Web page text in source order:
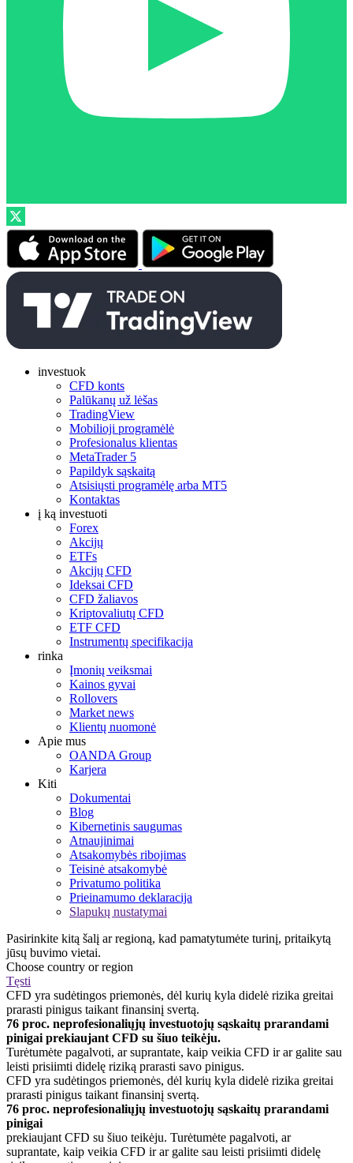
investuok
CFD konts
Palūkanų už lėšas
TradingView
Mobilioji programėlė
Profesionalus klientas
MetaTrader 5
Papildyk sąskaitą
Atsisiųsti programėlę arba MT5
Kontaktas
į ką investuoti
Forex
Akcijų
ETFs
Akcijų CFD
Ideksai CFD
CFD žaliavos
Kriptovaliutų CFD
ETF CFD
Instrumentų specifikacija
rinka
Įmonių veiksmai
Kainos gyvai
Rollovers
Market news
Klientų nuomonė
Apie mus
OANDA Group
Karjera
Kiti
Dokumentai
Blog
Kibernetinis saugumas
Atnaujinimai
Atsakomybės ribojimas
Teisinė atsakomybė
Privatumo politika
Prieinamumo deklaracija
Slapukų nustatymai
Pasirinkite kitą šalį ar regioną, kad pamatytumėte turinį, pritaikytą
jūsų buvimo vietai.
Choose country or region
Tęsti
CFD yra sudėtingos priemonės, dėl kurių kyla didelė rizika greitai
prarasti pinigus taikant finansinį svertą.
76 proc. neprofesionaliųjų investuotojų sąskaitų prarandami
pinigai prekiaujant CFD su šiuo teikėju.
Turėtumėte pagalvoti, ar suprantate, kaip veikia CFD ir ar galite sau
leisti prisiimti didelę riziką prarasti savo pinigus.
CFD yra sudėtingos priemonės, dėl kurių kyla didelė rizika greitai
prarasti pinigus taikant finansinį svertą.
76 proc. neprofesionaliųjų investuotojų sąskaitų prarandami
pinigai
prekiaujant CFD su šiuo teikėju. Turėtumėte pagalvoti, ar
suprantate, kaip veikia CFD ir ar galite sau leisti prisiimti didelę